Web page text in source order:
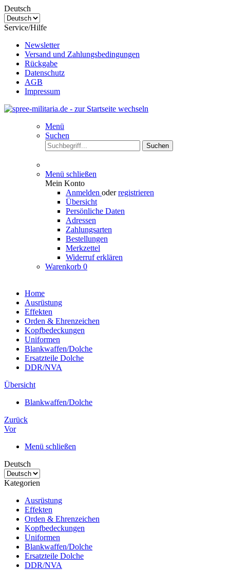
Deutsch
Service/Hilfe
Newsletter
Versand und Zahlungsbedingungen
Rückgabe
Datenschutz
AGB
Impressum
Menü
Suchen
Suchen
Menü schließen
Mein Konto
Anmelden oderregistrieren
Übersicht
Persönliche Daten
Adressen
Zahlungsarten
Bestellungen
Merkzettel
Widerruf erklären
Warenkorb 0
Home
Ausrüstung
Effekten
Orden & Ehrenzeichen
Kopfbedeckungen
Uniformen
Blankwaffen/Dolche
Ersatzteile Dolche
DDR/NVA
Übersicht
Blankwaffen/Dolche
Zurück
Vor
Menü schließen
Deutsch
Kategorien
Ausrüstung
Effekten
Orden & Ehrenzeichen
Kopfbedeckungen
Uniformen
Blankwaffen/Dolche
Ersatzteile Dolche
DDR/NVA